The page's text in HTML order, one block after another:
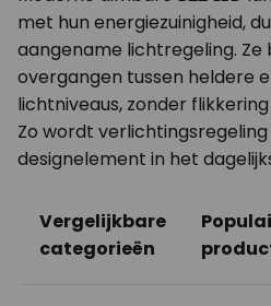
met hun energiezuinigheid,
aangename lichtregeling. Ze
overgangen tussen heldere
lichtniveaus, zonder
Zo wordt
designelement in het
Vergelijkbare
categorieën